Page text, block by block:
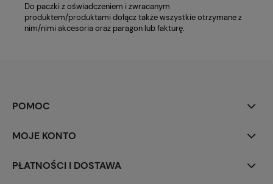
Do paczki z oświadczeniem i zwracanym
produktem/produktami dołącz takżewszystkie otrzymane z
nim/nimi akcesoria oraz paragon lub fakturę.
POMOC
MOJE KONTO
PŁATNOŚCI I DOSTAWA